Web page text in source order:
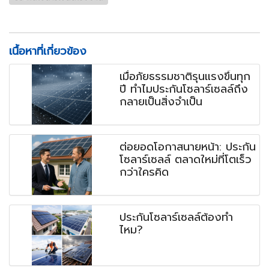
เนื้อหาที่เกี่ยวข้อง
เมื่อภัยธรรมชาติรุนแรงขึ้นทุก
ปี ทำไมประกันโซลาร์เซลล์ถึง
กลายเป็นสิ่งจำเป็น
ต่อยอดโอกาสนายหน้า: ประกัน
โซลาร์เซลล์ ตลาดใหม่ที่โตเร็ว
กว่าใครคิด
ประกันโซลาร์เซลล์ต้องทำ
ไหม?